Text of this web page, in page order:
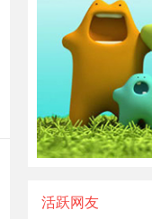
活跃网友